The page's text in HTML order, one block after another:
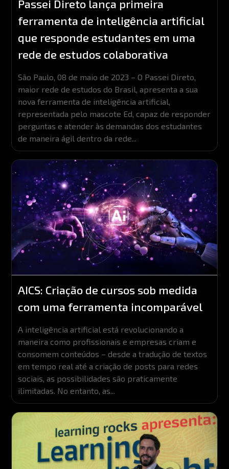
Passei Direto lança primeira
ferramenta de inteligência artificial
que responde estudantes em uma
rede de estudos colaborativa
São Paulo, 08 de maio de 2023 – O Passei Direto,
maior rede de estudos do Brasil, apresenta a sua
nova ferramenta de inteligência artificial,
representada pelo mascote Ed, capaz de responder
perguntas e atender às demandas dos estudantes
de maneira ágil dentro da rede...
AICS: Criação de cursos sob medida
com uma ferramenta incomparável
A inteligência artificial está revolucionando a
maneira como profissionais e empresas criam e
consomem conteúdos – desde a tradução de textos
em tempo real até a criação de posts para redes
sociais, as possibilidades são praticamente
ilimitadas. No entanto, as...